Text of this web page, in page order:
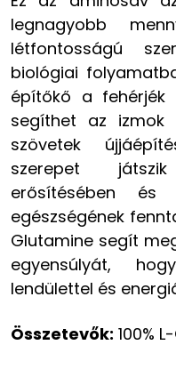
legnagyobb
létfontosságú
biológiai
építőkő a fehérjék
segíthet az izmok
szövetek
szerepet
erősítésében
egészségének
Glutamine segít
egyensúlyát,
lendülettel és
Összetevők: 100%